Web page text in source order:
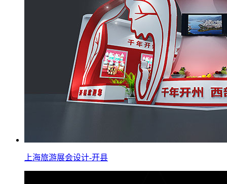
上海旅游展会设计-开县